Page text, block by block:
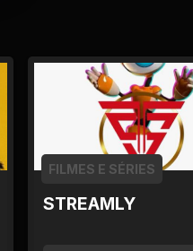
STREAMLY
FILMES E SÉRIES